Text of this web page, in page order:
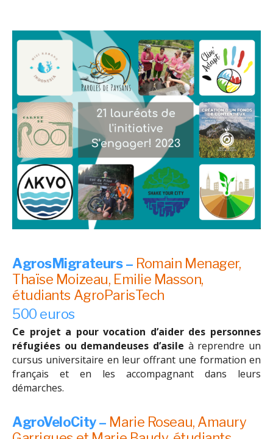
AgrosMigrateurs – Romain Menager,
Thaïse Moizeau, Emilie Masson,
étudiants AgroParisTech
500 euros
Ce projet a pour vocation d’aider des personnes
réfugiées ou demandeuses d’asile à reprendre un
cursus universitaire en leur offrant une formation en
français et en les accompagnant dans leurs
démarches.
AgroVeloCity – Marie Roseau, Amaury